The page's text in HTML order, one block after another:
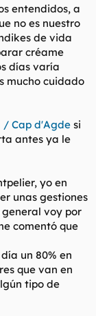
leerte: ¿Nombre
la mejor forma?
Gerona, o
ambas se podrá
de subir
que es
o sabrías decir
picada también
y pubs esos
detalles del
allí. ¿Hay que
a tíos solos
homos?
¿cuánto se
pareja?
tirando por
es un complejo
entendidos, a
no es nuestro
de vida
créame
días varía
mucho cuidado
/ Cap d'Agde si
antes ya le
yo en
unas gestiones
general voy por
comentó que
un 80% en
que van en
tipo de